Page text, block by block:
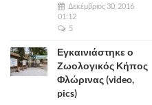
Δεκέμβριος 30, 2016
01:12
5
Εγκαινιάστηκε ο
Ζωολογικός Κήπος
Φλώρινας (video,
pics)